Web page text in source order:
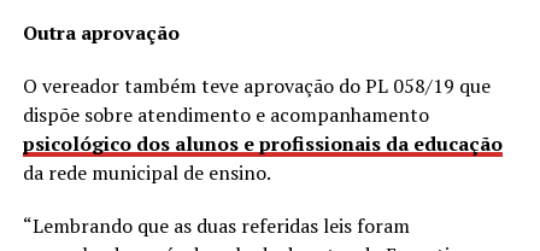
Outra aprovação
O vereador também teve aprovação do PL 058/19 que
dispõe sobre atendimento e acompanhamento
psicológico dos alunos e profissionais da educação
da rede municipal de ensino.
“Lembrando que as duas referidas leis foram